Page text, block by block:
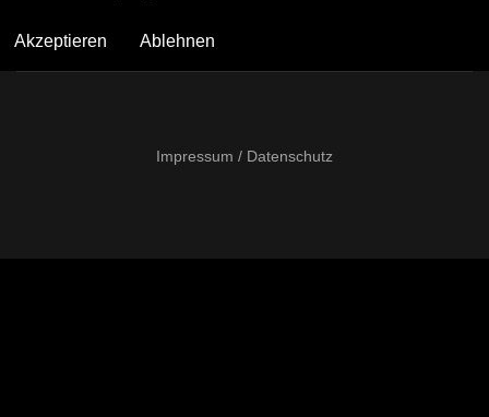
Impressum / Datenschutz
Akzeptieren Ablehnen